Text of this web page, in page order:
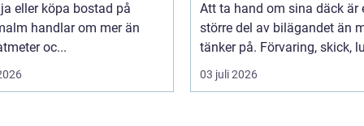
eller köpa bostad på
handlar om mer än
oc...
Att ta hand om sina däck är
större del av bilägandet än
tänker på. Förvaring, skick,
03 juli 2026